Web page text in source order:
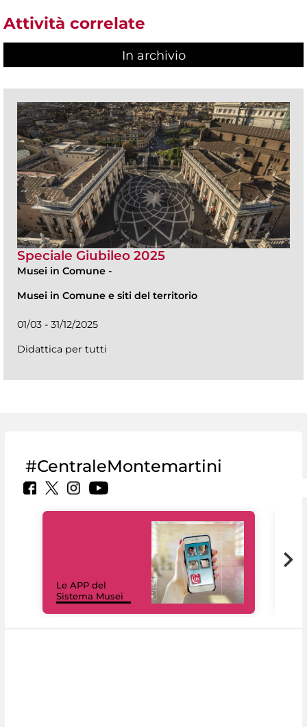
Attività correlate
In archivio
Speciale Giubileo 2025
Musei in Comune -
Musei in Comune e siti del territorio
01/03 - 31/12/2025
Didattica per tutti
#CentraleMontemartini
Le APP del
Sistema Musei